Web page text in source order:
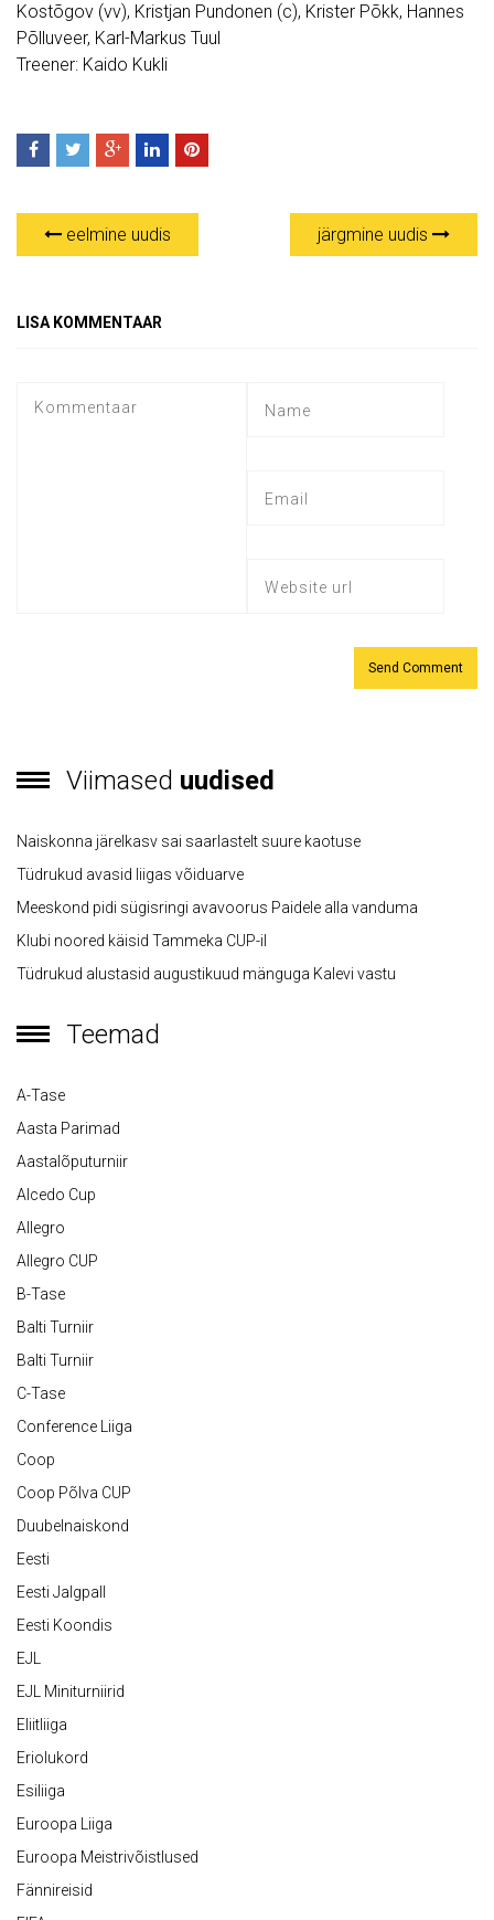
Kostõgov (vv), Kristjan Pundonen (c), Krister Põkk, Hannes
Põlluveer, Karl-Markus Tuul
Treener: Kaido Kukli
eelmine uudis järgmine uudis
LISA KOMMENTAAR
Viimased uudised
Naiskonna järelkasv sai saarlastelt suure kaotuse
Tüdrukud avasid liigas võiduarve
Meeskond pidi sügisringi avavoorus Paidele alla vanduma
Klubi noored käisid Tammeka CUP-il
Tüdrukud alustasid augustikuud mänguga Kalevi vastu
Teemad
A-Tase
Aasta Parimad
Aastalõputurniir
Alcedo Cup
Allegro
Allegro CUP
B-Tase
Balti Turniir
Balti Turniir
C-Tase
Conference Liiga
Coop
Coop Põlva CUP
Duubelnaiskond
Eesti
Eesti Jalgpall
Eesti Koondis
EJL
EJL Miniturniirid
Eliitliiga
Eriolukord
Esiliiga
Euroopa Liiga
Euroopa Meistrivõistlused
Fännireisid